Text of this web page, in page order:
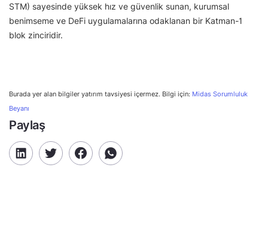
STM) sayesinde yüksek hız ve güvenlik sunan, kurumsal
benimseme ve DeFi uygulamalarına odaklanan bir Katman-1
blok zinciridir.
Burada yer alan bilgiler yatırım tavsiyesi içermez. Bilgi için: Midas Sorumluluk
Beyanı
Paylaş